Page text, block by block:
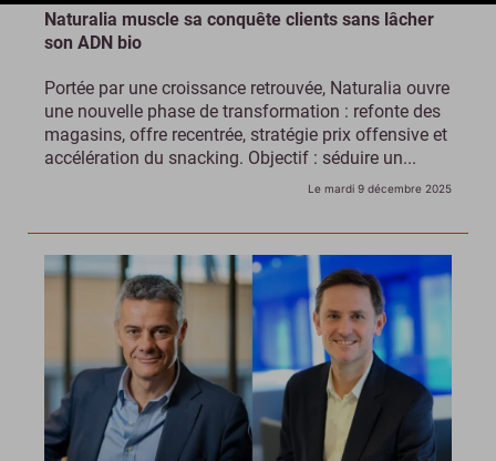
Naturalia muscle sa conquête clients sans lâcher
son ADN bio
Portée par une croissance retrouvée, Naturalia ouvre
une nouvelle phase de transformation : refonte des
magasins, offre recentrée, stratégie prix offensive et
accélération du snacking. Objectif : séduire un...
Le mardi 9 décembre 2025